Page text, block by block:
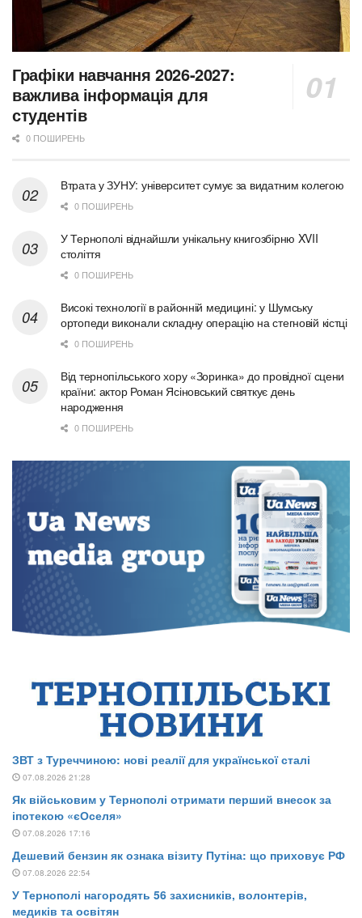
Графіки навчання 2026-2027:
важлива інформація для
студентів
0 ПОШИРЕНЬ
Втрата у ЗУНУ: університет сумує за видатним колегою
0 ПОШИРЕНЬ
У Тернополі віднайшли унікальну книгозбірню XVII
століття
0 ПОШИРЕНЬ
Високі технології в районній медицині: у Шумську
ортопеди виконали складну операцію на стегновій кістці
0 ПОШИРЕНЬ
Від тернопільського хору «Зоринка» до провідної сцени
країни: актор Роман Ясіновський святкує день
народження
0 ПОШИРЕНЬ